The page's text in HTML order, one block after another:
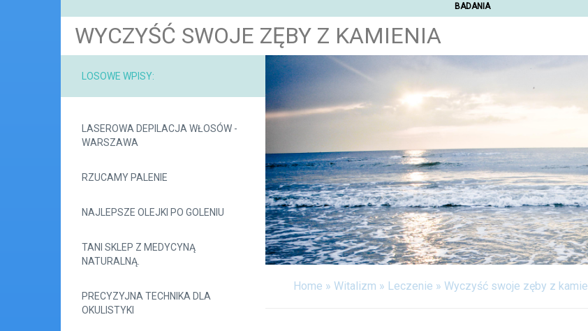
BADANIA
MATERIAŁY PROMOCYJNE
FABRYKACJA
ODPOCZYNEK
WITALIZM
WEB
WYCZYŚĆ SWOJE ZĘBY Z KAMIENIA
LOSOWE WPISY:
LASEROWA DEPILACJA WŁOSÓW -
WARSZAWA
RZUCAMY PALENIE
NAJLEPSZE OLEJKI PO GOLENIU
TANI SKLEP Z MEDYCYNĄ
NATURALNĄ.
PRECYZYJNA TECHNIKA DLA
OKULISTYKI
Home » Witalizm » Leczenie » Wyczyść swoje zęby z